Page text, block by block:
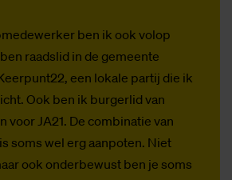
ben ik ook volop
raadslid in de gemeente
een lokale partij die ik
Ook ben ik burgerlid van
voor JA21. De combinatie van
soms wel erg aanpoten. Niet
ook onderbewust ben je soms